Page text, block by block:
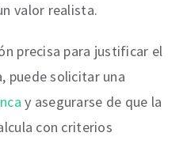
valor realista.
precisa para justificar el
puede solicitar una
y asegurarse de que la
con criterios